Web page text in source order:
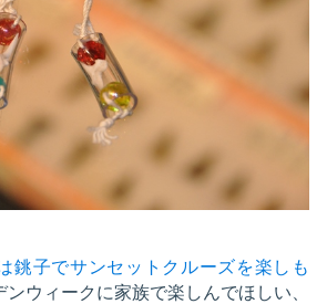
銚子でサンセットクルーズを楽しも
ンウィークに家族で楽しんでほしい、